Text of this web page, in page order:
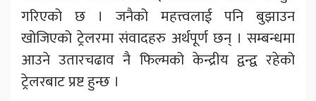
गरिएको छ । जनैको महत्त्वलाई पनि बुझाउन
खोजिएको ट्रेलरमा संवादहरु अर्थपूर्ण छन् । सम्बन्धमा
आउने उतारचढाव नै फिल्मको केन्द्रीय द्वन्द्व रहेको
ट्रेलरबाट प्रष्ट हुन्छ ।